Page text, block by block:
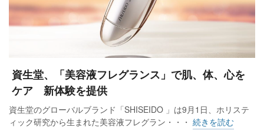
資生堂、「美容液フレグランス」で肌、体、心を
ケア 新体験を提供
資生堂のグローバルブランド「SHISEIDO 」は9月1日、ホリステ
ィック研究から生まれた美容液フレグラン・・・ 続きを読む